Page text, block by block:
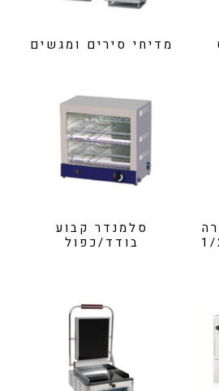
מדיחי סירים ומגשים
1/2/3
סלמנדר קבוע
בודד/כפול